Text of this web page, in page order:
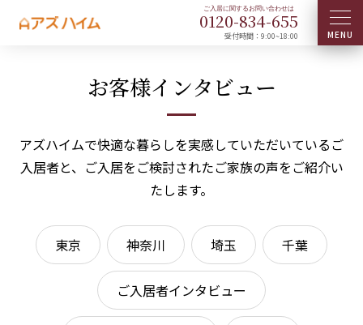
0120-834-655
受付時間：9:00~18:00
お客様インタビュー
アズハイムで快適な暮らしを実感していただいているご
入居者と、 ご入居をご検討されたご家族の声をご紹介い
たします。
東京 神奈川 埼玉 千葉
ご入居者インタビュー